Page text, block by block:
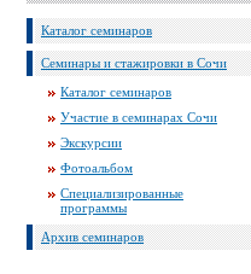
Каталог семинаров
Семинары и стажировки в Сочи
Каталог семинаров
Участие в семинарах Сочи
Экскурсии
Фотоальбом
Специализированные
программы
Архив семинаров